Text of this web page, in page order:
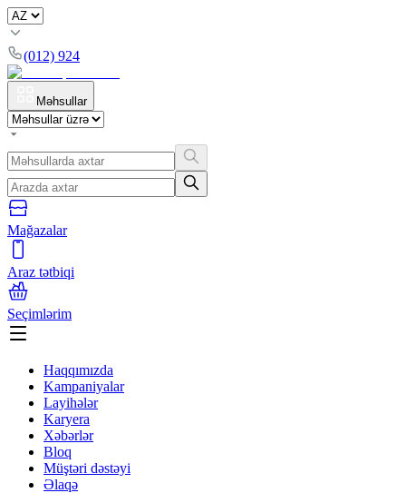
(012) 924
Məhsullar
Mağazalar
Araz tətbiqi
Seçimlərim
Haqqımızda
Kampaniyalar
Layihələr
Karyera
Xəbərlər
Bloq
Müştəri dəstəyi
Əlaqə